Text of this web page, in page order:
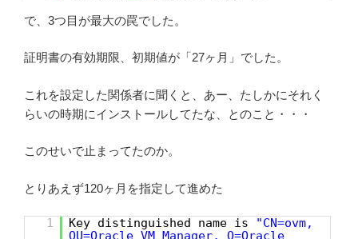
で、3つ目が最大の罠でした。
証明書の有効期限、初期値が「27ヶ月」でした。
これを設定した関係者に聞くと、あー、たしかにそれく
らいの時期にインストールしてたな、とのこと・・・
このせいで止まってたのか。
とりあえず120ヶ月を指定して進めた
1 Key distinguished name is
"CN=ovm,
OU=Oracle VM Manager, O=Oracle